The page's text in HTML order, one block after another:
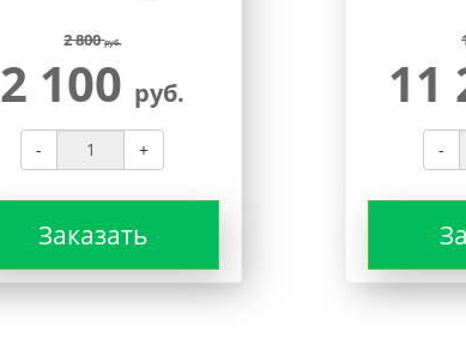
2 800руб.
2 100 руб.
- +
Заказать
11
-